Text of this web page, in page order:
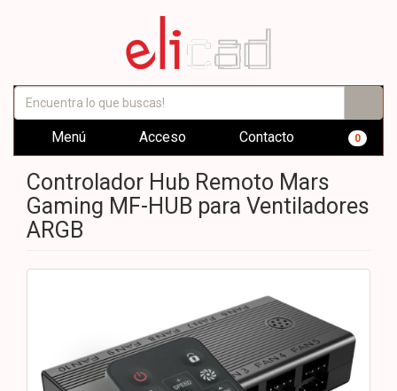
Menú Acceso Contacto 0
Controlador Hub Remoto Mars
Gaming MF-HUB para Ventiladores
ARGB